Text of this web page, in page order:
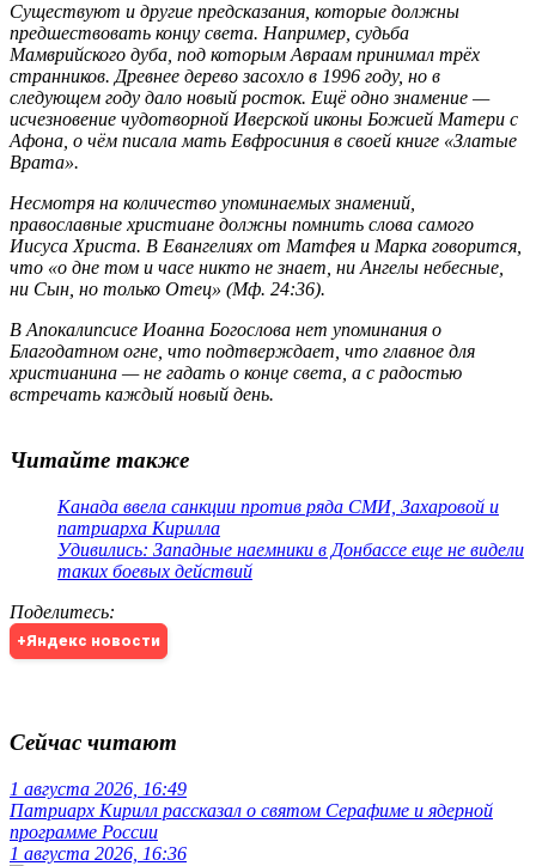
Существуют и другие предсказания, которые должны
предшествовать концу света. Например, судьба
Мамврийского дуба, под которым Авраам принимал трёх
странников. Древнее дерево засохло в 1996 году, но в
следующем году дало новый росток. Ещё одно знамение —
исчезновение чудотворной Иверской иконы Божией Матери с
Афона, о чём писала мать Евфросиния в своей книге «Златые
Врата».
Несмотря на количество упоминаемых знамений,
православные христиане должны помнить слова самого
Иисуса Христа. В Евангелиях от Матфея и Марка говорится,
что «о дне том и часе никто не знает, ни Ангелы небесные,
ни Сын, но только Отец» (Мф. 24:36).
В Апокалипсисе Иоанна Богослова нет упоминания о
Благодатном огне, что подтверждает, что главное для
христианина — не гадать о конце света, а с радостью
встречать каждый новый день.
Читайте также
Канада ввела санкции против ряда СМИ, Захаровой и
патриарха Кирилла
Удивились: Западные наемники в Донбассе еще не видели
таких боевых действий
Поделитесь:
+Яндекс новости
Сейчас читают
1 августа 2026, 16:49
Патриарх Кирилл рассказал о святом Серафиме и ядерной
программе России
1 августа 2026, 16:36